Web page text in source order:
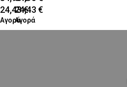
24,43€
Αγορά
24,43 €
Αγορά